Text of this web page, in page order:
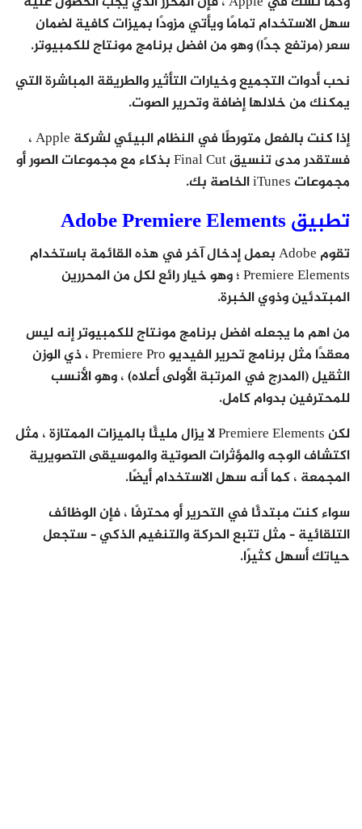
سهل الاستخدام تمامًا ويأتي مزودًا بميزات كافية لضمان
سعر (مرتفع جدًا) وهو من افضل برنامج مونتاج للكمبيوتر.
نحب أدوات التجميع وخيارات التأثير والطريقة المباشرة التي
يمكنك من خلالها إضافة وتحرير الصوت.
إذا كنت بالفعل متورطًا في النظام البيئي لشركة Apple ،
فستقدر مدى تنسيق Final Cut بذكاء مع مجموعات الصور أو
مجموعات iTunes الخاصة بك.
تطبيق Adobe Premiere Elements
تقوم Adobe بعمل إدخال آخر في هذه القائمة باستخدام
Premiere Elements ؛ وهو خيار رائع لكل من المحررين
المبتدئين وذوي الخبرة.
من اهم ما يجعله افضل برنامج مونتاج للكمبيوتر إنه ليس
معقدًا مثل برنامج تحرير الفيديو Premiere Pro ، ذي الوزن
الثقيل (المدرج في المرتبة الأولى أعلاه) ، وهو الأنسب
للمحترفين بدوام كامل.
لكن Premiere Elements لا يزال مليئًا بالميزات الممتازة ، مثل
اكتشاف الوجه والمؤثرات الصوتية والموسيقى التصويرية
المجمعة ، كما أنه سهل الاستخدام أيضًا.
سواء كنت مبتدئًا في التحرير أو محترفًا ، فإن الوظائف
التلقائية – مثل تتبع الحركة والتنغيم الذكي – ستجعل
حياتك أسهل كثيرًا.